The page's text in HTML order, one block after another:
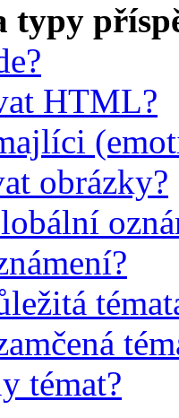
typy
HTML?
obrázky?
témat?